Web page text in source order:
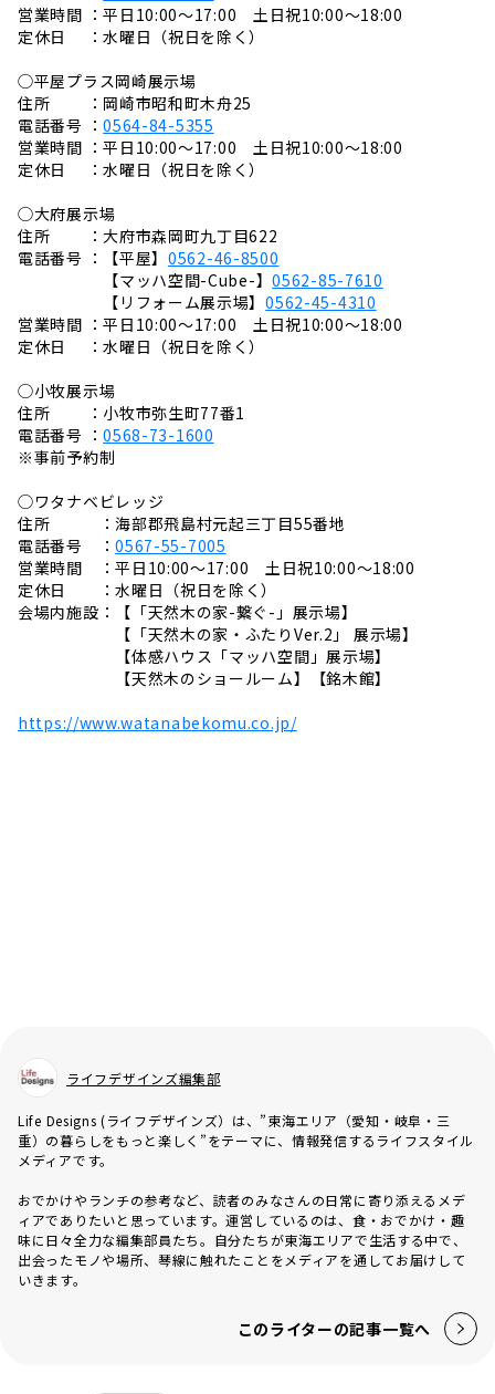
営業時間 ：平日10:00～17:00 土日祝10:00～18:00
定休日 ：水曜日（祝日を除く）
◯平屋プラス岡崎展示場
住所 ：岡崎市昭和町木舟25
電話番号 ：0564-84-5355
営業時間 ：平日10:00～17:00 土日祝10:00～18:00
定休日 ：水曜日（祝日を除く）
◯大府展示場
住所 ：大府市森岡町九丁目622
電話番号 ：【平屋】 0562-46-8500
【マッハ空間-Cube-】0562-85-7610
【リフォーム展示場】0562-45-4310
営業時間 ：平日10:00～17:00 土日祝10:00～18:00
定休日 ：水曜日（祝日を除く）
◯小牧展示場
住所 ：小牧市弥生町77番1
電話番号 ：0568-73-1600
※事前予約制
◯ワタナベビレッジ
住所 ：海部郡飛島村元起三丁目55番地
電話番号 ：0567-55-7005
営業時間 ：平日10:00〜17:00 土日祝10:00〜18:00
定休日 ：水曜日（祝日を除く）
会場内施設：【「天然木の家-繋ぐ-」展示場】
【「天然木の家・ふたりVer.2」 展示場】
【体感ハウス「マッハ空間」展示場】
【天然木のショールーム】【銘木館】
https://www.watanabekomu.co.jp/
ライフデザインズ編集部
Life Designs (ライフデザインズ）は、”東海エリア（愛知・岐阜・三
重）の暮らしをもっと楽しく”をテーマに、情報発信するライフスタイル
メディアです。
おでかけやランチの参考など、読者のみなさんの日常に寄り添えるメデ
ィアでありたいと思っています。運営しているのは、食・おでかけ・趣
味に日々全力な編集部員たち。自分たちが東海エリアで生活する中で、
出会ったモノや場所、琴線に触れたことをメディアを通してお届けして
いきます。
このライターの記事一覧へ